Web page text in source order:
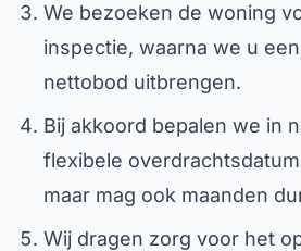
We bezoeken de woning
inspectie, waarna we u
nettobod uitbrengen.
Bij akkoord bepalen we in
flexibele
maar mag ook maanden
Wij dragen zorg voor het